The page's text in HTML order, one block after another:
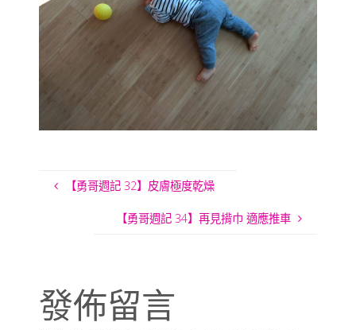
【勇哥週記 32】皮膚極度乾燥
【勇哥週記 34】再見揹巾 適應推車
發佈留言